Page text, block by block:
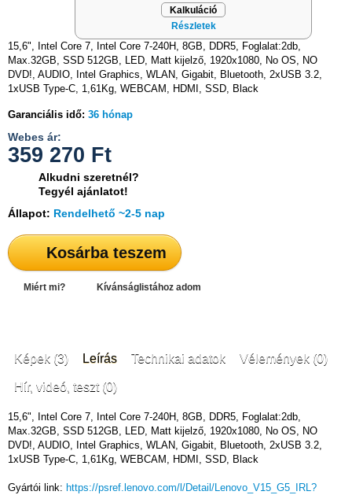
Kalkuláció
Részletek
15,6", Intel Core 7, Intel Core 7-240H, 8GB, DDR5, Foglalat:2db,
Max.32GB, SSD 512GB, LED, Matt kijelző, 1920x1080, No OS, NO
DVD!, AUDIO, Intel Graphics, WLAN, Gigabit, Bluetooth, 2xUSB 3.2,
1xUSB Type-C, 1,61Kg, WEBCAM, HDMI, SSD, Black
Garanciális idő: 36 hónap
Webes ár:
359 270 Ft
Alkudni szeretnél?
Tegyél ajánlatot!
Állapot: Rendelhető ~2-5 nap
Kosárba teszem
Miért mi? Kívánságlistához adom
Képek (3) Leírás Technikai adatok Vélemények (0)
Hír, videó, teszt (0)
15,6", Intel Core 7, Intel Core 7-240H, 8GB, DDR5, Foglalat:2db,
Max.32GB, SSD 512GB, LED, Matt kijelző, 1920x1080, No OS, NO
DVD!, AUDIO, Intel Graphics, WLAN, Gigabit, Bluetooth, 2xUSB 3.2,
1xUSB Type-C, 1,61Kg, WEBCAM, HDMI, SSD, Black
Gyártói link: https://psref.lenovo.com/l/Detail/Lenovo_V15_G5_IRL?